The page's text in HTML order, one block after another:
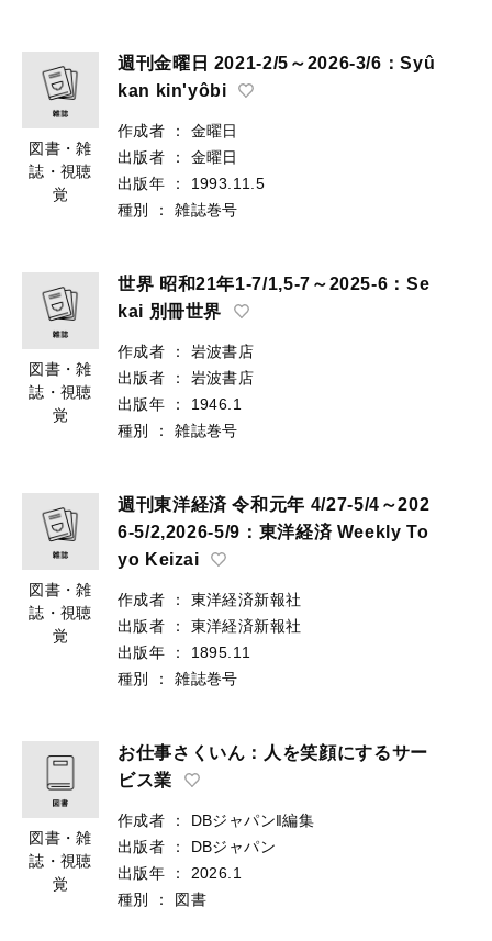
図書・雑
誌・視聴
覚
週刊金曜日 2021-2/5～2026-3/6：Syû
kan kin'yôbi
作成者 ：
金曜日
出版者
：
金曜日
出版年
：
1993.11.5
種別
： 雑誌巻号
図書・雑
誌・視聴
覚
世界 昭和21年1-7/1,5-7～2025-6：Se
kai 別冊世界
作成者 ：
岩波書店
出版者
：
岩波書店
出版年
：
1946.1
種別
： 雑誌巻号
図書・雑
誌・視聴
覚
週刊東洋経済 令和元年 4/27-5/4～202
6-5/2,2026-5/9：東洋経済 Weekly To
yo Keizai
作成者 ：
東洋経済新報社
出版者
：
東洋経済新報社
出版年
：
1895.11
種別
： 雑誌巻号
図書・雑
誌・視聴
覚
お仕事さくいん：人を笑顔にするサー
ビス業
作成者 ：
DBジャパン‖編集
出版者
：
DBジャパン
出版年
：
2026.1
種別
： 図書